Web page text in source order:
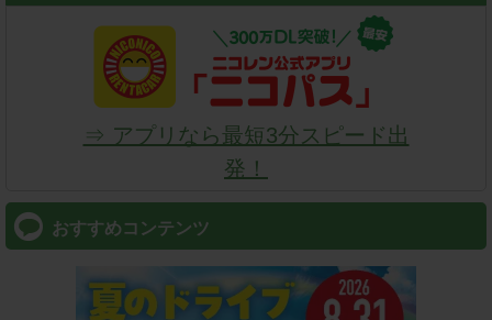
⇒ アプリなら最短3分スピード出
発！
おすすめコンテンツ